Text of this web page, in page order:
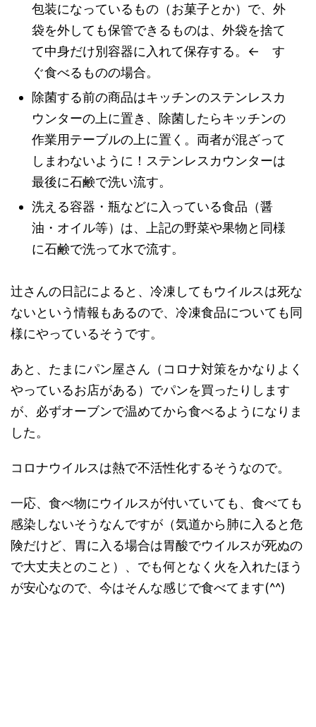
包装になっているもの（お菓子とか）で、外
袋を外しても保管できるものは、外袋を捨て
て中身だけ別容器に入れて保存する。← す
ぐ食べるものの場合。
除菌する前の商品はキッチンのステンレスカ
ウンターの上に置き、除菌したらキッチンの
作業用テーブルの上に置く。両者が混ざって
しまわないように！ステンレスカウンターは
最後に石鹸で洗い流す。
洗える容器・瓶などに入っている食品（醤
油・オイル等）は、上記の野菜や果物と同様
に石鹸で洗って水で流す。
辻さんの日記によると、冷凍してもウイルスは死な
ないという情報もあるので、冷凍食品についても同
様にやっているそうです。
あと、たまにパン屋さん（コロナ対策をかなりよく
やっているお店がある）でパンを買ったりします
が、必ずオーブンで温めてから食べるようになりま
した。
コロナウイルスは熱で不活性化するそうなので。
一応、食べ物にウイルスが付いていても、食べても
感染しないそうなんですが（気道から肺に入ると危
険だけど、胃に入る場合は胃酸でウイルスが死ぬの
で大丈夫とのこと）、でも何となく火を入れたほう
が安心なので、今はそんな感じで食べてます(^^)